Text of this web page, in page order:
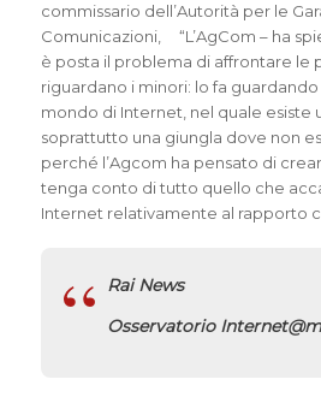
commissario dell’Autorità per le
Comunicazioni, “L’AgCom – ha
è posta il problema di affrontare le
riguardano i minori: lo fa
mondo di Internet, nel quale esiste
soprattutto una giungla dove non
perché l’Agcom ha pensato di
tenga conto di tutto quello che
Internet relativamente al rapporto
Rai News
Osservatorio